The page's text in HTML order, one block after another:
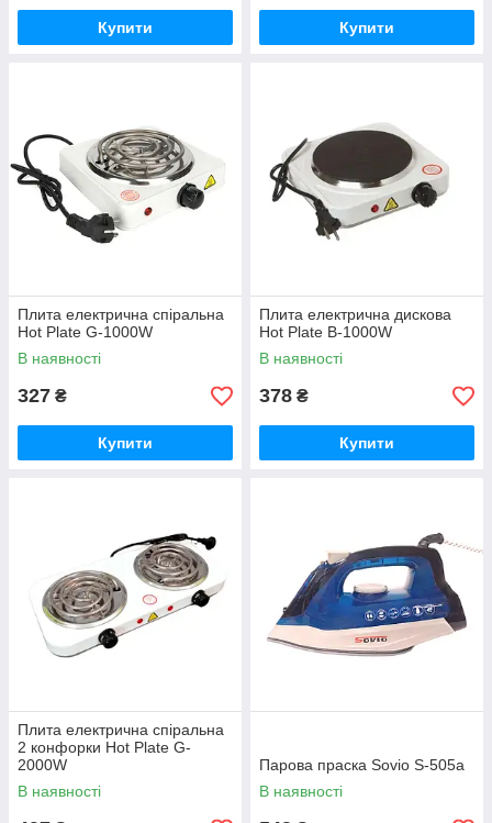
Купити Купити
Плита електрична спіральна
Hot Plate G-1000W
В наявності
327 ₴
Купити
Плита електрична дискова
Hot Plate B-1000W
В наявності
378 ₴
Купити
Плита електрична спіральна
2 конфорки Hot Plate G-
2000W
В наявності
Парова праска Sovio S-505a
В наявності